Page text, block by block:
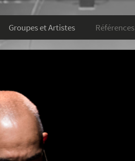
Groupes et Artistes Références